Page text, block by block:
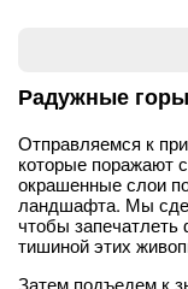
Радужные
Отправляемся к
которые поражают
окрашенные слои
ландшафта. Мы
чтобы запечатлеть
тишиной этих
Затем подъедем к